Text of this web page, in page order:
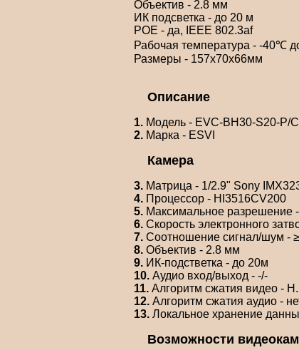
Объектив - 2.8 мм
ИК подсветка - до 20 м
POE - да, IEEE 802.3af
Рабочая температура - -40℃
Размеры - 157х70x66мм
Описание
1. Модель - EVC-BH30-S20-P/C
2. Марка - ESVI
Камера
3. Матрица - 1/2.9" Sony
4. Процессор - HI3516CV200
5. Максимальное разрешение
6. Скорость электронного
7. Соотношение сигнал/шум -
8. Объектив - 2.8 мм
9. ИК-подстветка - до 20м
10. Аудио вход/выход - -/-
11. Алгоритм сжатия видео -
12. Алгоритм сжатия аудио -
13. Локальное хранение
Возможности